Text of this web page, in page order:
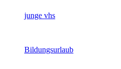
junge vhs
Bildungsurlaub